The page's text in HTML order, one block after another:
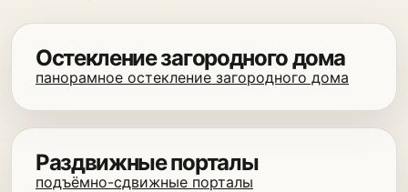
Остекление загородного дома
панорамное остекление загородного дома
Раздвижные порталы
подъёмно-сдвижные порталы